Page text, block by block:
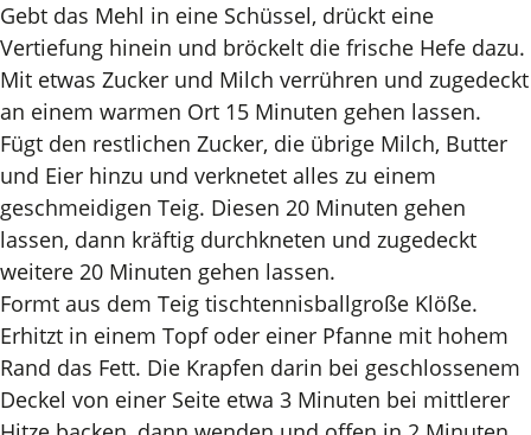
Gebt das Mehl in eine Schüssel, drückt eine
Vertiefung hinein und bröckelt die frische Hefe dazu.
Mit etwas Zucker und Milch verrühren und zugedeckt
an einem warmen Ort 15 Minuten gehen lassen.
Fügt den restlichen Zucker, die übrige Milch, Butter
und Eier hinzu und verknetet alles zu einem
geschmeidigen Teig. Diesen 20 Minuten gehen
lassen, dann kräftig durchkneten und zugedeckt
weitere 20 Minuten gehen lassen.
Formt aus dem Teig tischtennisballgroße Klöße.
Erhitzt in einem Topf oder einer Pfanne mit hohem
Rand das Fett. Die Krapfen darin bei geschlossenem
Deckel von einer Seite etwa 3 Minuten bei mittlerer